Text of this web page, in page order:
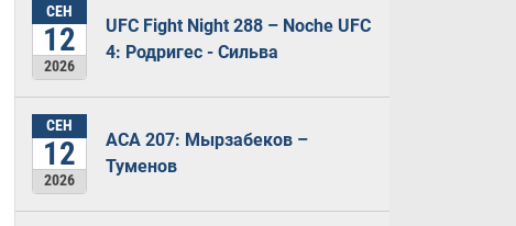
СЕН
12
2026
UFC Fight Night 288 – Noche UFC
4: Родригес - Сильва
СЕН
12
2026
ACA 207: Мырзабеков –
Туменов